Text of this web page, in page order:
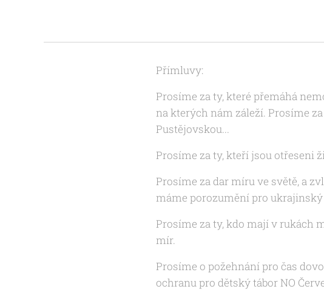
Přímluvy:
Prosíme za ty, které přemáhá
na kterých nám záleží. Prosíme
Pustějovskou...
Prosíme za ty, kteří jsou otřeseni
Prosíme za dar míru ve světě, a
máme porozumění pro
Prosíme za ty, kdo mají v rukách
mír.
Prosíme o požehnání pro čas
ochranu pro dětský tábor NO